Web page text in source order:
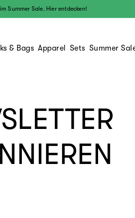
Summer Sale. Hier entdecken!
& Bags Apparel Sets Summer